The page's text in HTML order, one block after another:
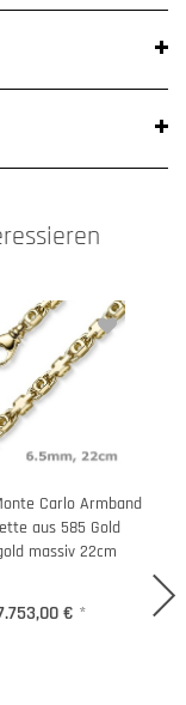
Carlo Armband
aus 585 Gold
massiv 22cm
€ *